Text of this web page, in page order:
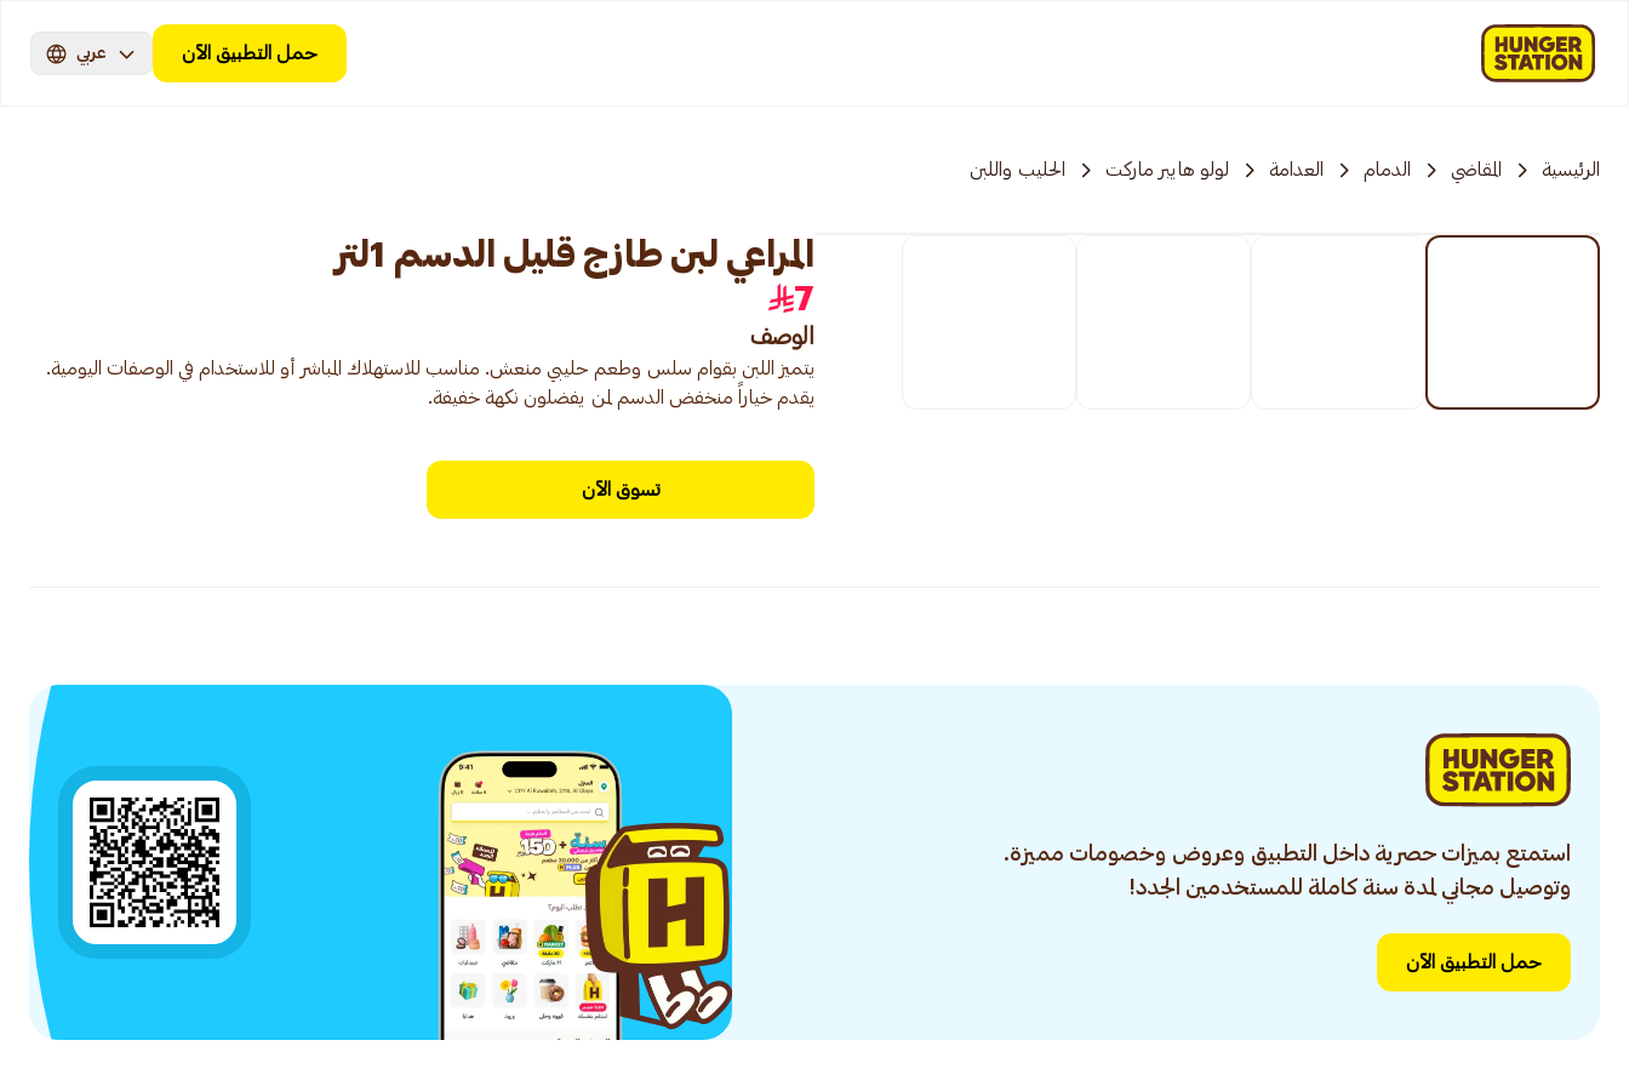
حمل التطبيق الآن عربي
الرئيسية المقاضي الدمام العدامة لولو هايبر ماركت الحليب واللبن
المراعي لبن طازج قليل الدسم 1لتر
7
الوصف
يتميز اللبن بقوام سلس وطعم حليبي منعش. مناسب للاستهلاك المباشر أو للاستخدام في الوصفات اليومية.
يقدم خياراً منخفض الدسم لمن يفضلون نكهة خفيفة.
تسوق الآن
استمتع بميزات حصرية داخل التطبيق وعروض وخصومات مميزة.
وتوصيل مجاني لمدة سنة كاملة للمستخدمين الجدد!
حمل التطبيق الآن